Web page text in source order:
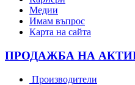
Медии
Имам въпрос
Карта на сайта
ПРОДАЖБА НА
Производители